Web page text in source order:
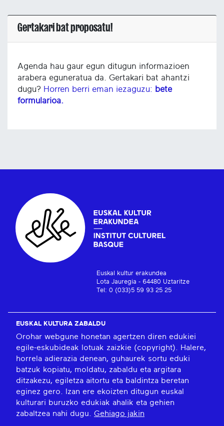
Gertakari bat proposatu!
Agenda hau gaur egun ditugun informazioen
arabera eguneratua da. Gertakari bat ahantzi
dugu? Horren berri eman iezaguzu: bete
formularioa.
Euskal kultur erakundea
Lota Jauregia - 64480 Uztaritze
Tel: 0 (033)5 59 93 25 25
EUSKAL KULTURA ZABALDU
Orohar webgune honetan agertzen diren edukiei
egile-eskubideak lotuak zaizkie (copyright). Halere,
horrela adierazia denean, guhaurek sortu eduki
batzuk kopiatu, moldatu, zabaldu eta argitara
ditzakezu, egiletza aitortu eta baldintza beretan
eginez gero. Izan ere ekoizten ditugun euskal
kulturari buruzko edukiak ahalik eta gehien
zabaltzea nahi dugu. Gehiago jakin